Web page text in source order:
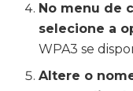
No menu de
selecione a
WPA3 se
Altere o